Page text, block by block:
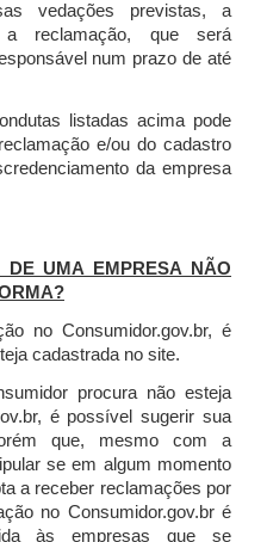
vedações previstas, a
reclamação, que será
num prazo de até
listadas acima pode
e/ou do cadastro
da empresa
DE UMA EMPRESA NÃO
no Consumidor.gov.br, é
cadastrada no site.
procura não esteja
é possível sugerir sua
que, mesmo com a
se em algum momento
a receber reclamações por
no Consumidor.gov.br é
às empresas que se